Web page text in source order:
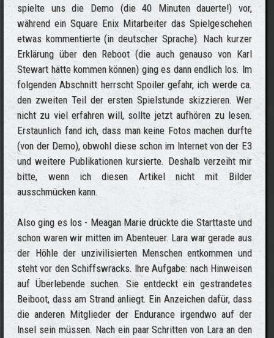
spielte uns die Demo (die 40 Minuten dauerte!) vor,
während ein Square Enix Mitarbeiter das Spielgeschehen
etwas kommentierte (in deutscher Sprache). Nach kurzer
Erklärung über den Reboot (die auch genauso von Karl
Stewart hätte kommen können) ging es dann endlich los. Im
folgenden Abschnitt herrscht Spoiler gefahr, ich werde ca.
den zweiten Teil der ersten Spielstunde skizzieren. Wer
nicht zu viel erfahren will, sollte jetzt aufhören zu lesen.
Erstaunlich fand ich, dass man keine Fotos machen durfte
(von der Demo), obwohl diese schon im Internet von der E3
und weitere Publikationen kursierte. Deshalb verzeiht mir
bitte, wenn ich diesen Artikel nicht mit Bilder
ausschmücken kann.
Also ging es los - Meagan Marie drückte die Starttaste und
schon waren wir mitten im Abenteuer. Lara war gerade aus
der Höhle der unzivilisierten Menschen entkommen und
steht vor den Schiffswracks. Ihre Aufgabe: nach Hinweisen
auf Überlebende suchen. Sie entdeckt ein gestrandetes
Beiboot, dass am Strand anliegt. Ein Anzeichen dafür, dass
die anderen Mitglieder der Endurance irgendwo auf der
Insel sein müssen. Nach ein paar Schritten von Lara an den